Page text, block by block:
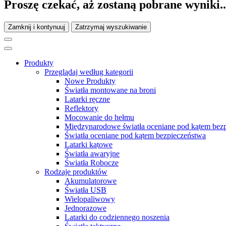
Proszę czekać, aż zostaną pobrane
Zamknij i kontynuuj Zatrzymaj wyszukiwanie
Produkty
Przeglądaj według kategorii
Nowe Produkty
Światła montowane na broni
Latarki ręczne
Reflektory
Mocowanie do hełmu
Międzynarodowe światła oceniane pod kątem
Światła oceniane pod kątem bezpieczeństwa
Latarki kątowe
Światła awaryjne
Światła Robocze
Rodzaje produktów
Akumulatorowe
Światła USB
Wielopaliwowy
Jednorazowe
Latarki do codziennego noszenia